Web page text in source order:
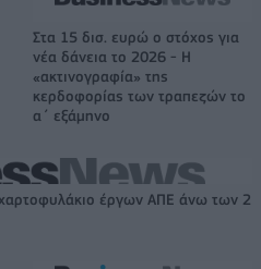
Στα 15 δισ. ευρώ ο στόχος για
νέα δάνεια το 2026 - Η
«ακτινογραφία» της
κερδοφορίας των τραπεζών το
α΄ εξάμηνο
έργων ΑΠΕ άνω των 2